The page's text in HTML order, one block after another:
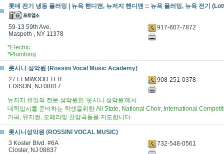
롯데 전기 냉동 플러밍 | 뉴욕 핸디맨, 뉴저지 핸디맨 :: 뉴욕 플러밍, 뉴욕 전기
59-13 59th Ave.
Maspeth , NY 11378
917-607-7872
*Electric
*Plumbing
롯시니 성악원 (Rossini Vocal Music Academy)
27 ELMWOOD TER
EDISON, NJ 08817
908-251-0378
뉴저지 유일의 전문 성악원인 '롯시니 성악원'에서
대학입시를 준비하는 학생을위한 All State, National Choir, International
가곡, 뮤지컬, 오페라및 찬양곡들을 지도합니다.
롯시니성악원 (ROSSINI VOCAL MUSIC)
3 Koster Blvd. #6A
Closter, NJ 08837
732-548-0561